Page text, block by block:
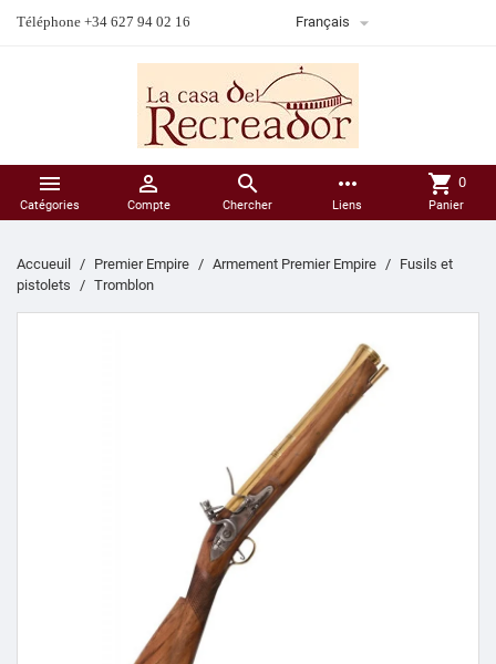
Téléphone +34 627 94 02 16 Français 

Catégories

Compte

Chercher
more_horiz
Liens
shopping_cart 0
Panier
Accueuil Premier Empire Armement Premier Empire
Fusils et
pistolets
Tromblon